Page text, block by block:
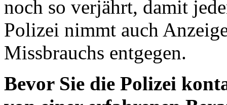
noch so verjährt, damit
Polizei nimmt auch
Missbrauchs entgegen.
Bevor Sie die Polizei